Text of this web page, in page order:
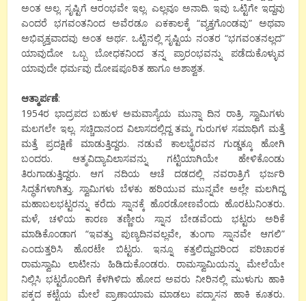
ಅಂತ ಅಲ್ಲ. ಸೃಷ್ಟಿಗೆ ಆರಂಭವೇ ಇಲ್ಲ. ಎಲ್ಲವೂ ಅನಾದಿ. ಇವು ಒಟ್ಟಿಗೇ ಇದ್ದವು
ಎಂದರೆ ಭಗವಂತನಿಂದ ಅವೆರಡೂ ಏಕಕಾಲಕ್ಕೆ “ವ್ಯಕ್ತಗೊಂಡವು” ಅಥವಾ
ಅಭಿವ್ಯಕ್ತವಾದವು ಅಂತ ಅರ್ಥ. ಒಟ್ಟಿನಲ್ಲಿ ಸೃಷ್ಟಿಯ ನಂತರ “ಭಗವಂತನಲ್ಲದ”
ಯಾವುದೋ ಒಬ್ಬ ಬೋಧಕನಿಂದ ತನ್ನ ಪ್ರಾರಂಭವನ್ನು ಪಡೆದುಕೊಳ್ಳುವ
ಯಾವುದೇ ಧರ್ಮವು ದೋಷಪೂರಿತ ಹಾಗೂ ಅಶಾಶ್ವತ.
ಆತ್ಮಾರ್ಪಣೆ:
1954ರ ಭಾದ್ರಪದ ಬಹುಳ ಅಮವಾಸ್ಯೆಯ ಮುನ್ನಾ ದಿನ ರಾತ್ರಿ. ಸ್ವಾಮಿಗಳು
ಮಲಗಲೇ ಇಲ್ಲ. ಸಚ್ಚಿದಾನಂದ ವಿಲಾಸದಲ್ಲಿದ್ದ ತಮ್ಮ ಗುರುಗಳ ಸಮಾಧಿಗೆ ಮತ್ತೆ
ಮತ್ತೆ ಪ್ರದಕ್ಷಿಣೆ ಮಾಡುತ್ತಿದ್ದರು. ನಡುವೆ ಕಾಲಭೈರವನ ಗುಡ್ಡಕ್ಕೂ ಹೋಗಿ
ಬಂದರು. ಆತ್ಮವಿದ್ಯಾವಿಲಾಸವನ್ನು ಗಟ್ಟಿಯಾಗಿಯೇ ಹೇಳಿಕೊಂಡು
ತಿರುಗಾಡುತ್ತಿದ್ದರು. ಆಗ ನದಿಯ ಆಚೆ ದಡದಲ್ಲಿ ನವರಾತ್ರಿಗೆ ಭರ್ಜರಿ
ಸಿದ್ಧತೆಗಳಾಗಿತ್ತು. ಸ್ವಾಮಿಗಳು ಬೆಳಕು ಹರಿಯುವ ಮುನ್ನವೇ ಅಲ್ಲೇ ಮಲಗಿದ್ದ
ಮಹಾಬಲಭಟ್ಟರನ್ನು ಕರೆದು ಸ್ನಾನಕ್ಕೆ ಹೊರಡೋಣವೆಂದು ಹೊರಟುನಿಂತರು.
ಮಳೆ, ಚಳಿಯ ಕಾರಣ ತಣ್ಣೀರು ಸ್ನಾನ ಬೇಡವೆಂದು ಭಟ್ಟರು ಅರಿಕೆ
ಮಾಡಿಕೊಂಡಾಗ “ಇವತ್ತು ಪುಣ್ಯದಿನವಲ್ಲವೇ, ತುಂಗಾ ಸ್ನಾನವೇ ಆಗಲಿ”
ಎಂದುತ್ತರಿಸಿ ಹೊರಟೇ ಬಿಟ್ಟರು. ಇನ್ನೂ ಕತ್ತಲಿದ್ದುದರಿಂದ ಪರಿಚಾರಕ
ರಾಮಸ್ವಾಮಿ ಲಾಟೀನು ಹಿಡಿದುಕೊಂಡರು. ರಾಮಸ್ವಾಮಿಯನ್ನು ಮೇಲೆಯೇ
ನಿಲ್ಲಿಸಿ ಭಟ್ಟರೊಂದಿಗೆ ಕೆಳಗಿಳಿದು ಹೋದ ಅವರು ನೀರಿನಲ್ಲಿ ಮುಳುಗು ಹಾಕಿ
ಪಕ್ಕದ ಕಟ್ಟೆಯ ಮೇಲೆ ಪ್ರಾಣಾಯಾಮ ಮಾಡಲು ಪದ್ಮಾಸನ ಹಾಕಿ ಕೂತರು.